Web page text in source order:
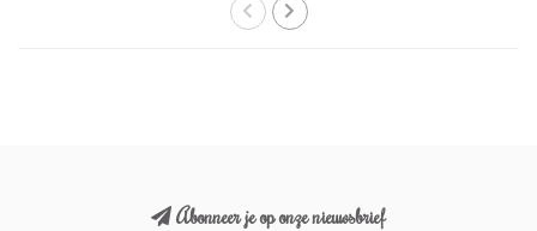
Abonneer je op onze nieuwsbrief